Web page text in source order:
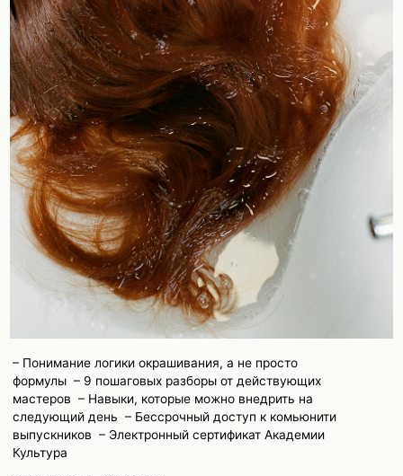
ОСТАВИТЬ ЗАЯВКУ
*Компания Meta Platforms Ins., владеющая социальной сетью Instagram,
по решению суда от 21.03.2022 признана экстремистской организацией,
её деятельность на территории РФ запрещена